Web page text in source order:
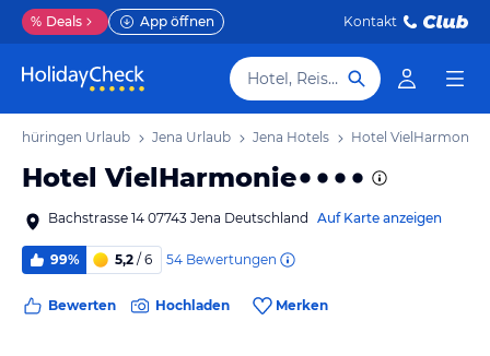
% Deals App öffnen Kontakt
Hotel, Reiseziel
Thüringen Urlaub Jena Urlaub Jena Hotels Hotel VielHarmonie
Hotel VielHarmonie
Bachstrasse 14 07743 Jena Deutschland Auf Karte anzeigen
99% 5,2 / 6 54 Bewertungen
Bewerten Hochladen Merken